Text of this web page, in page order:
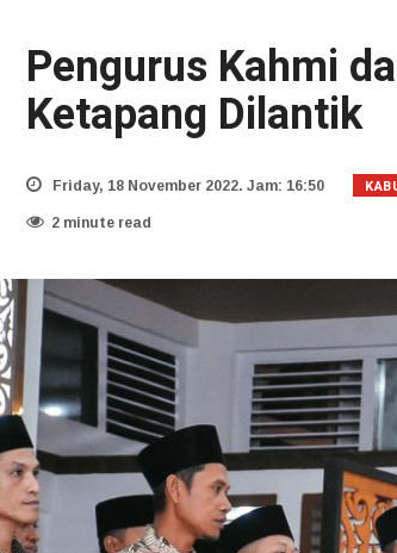
Pengurus Kahmi
Ketapang Dilantik
Friday, 18 November 2022. Jam: 16:50
2 minute read